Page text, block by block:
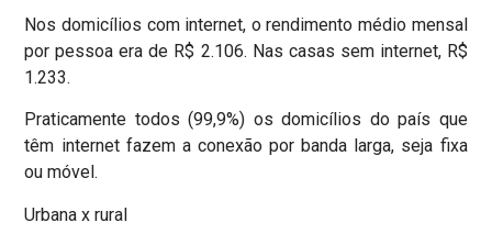
Nos domicílios com internet, o rendimento médio mensal
por pessoa era de R$ 2.106. Nas casas sem internet, R$
1.233.
Praticamente todos (99,9%) os domicílios do país que
têm internet fazem a conexão por banda larga, seja fixa
ou móvel.
Urbana x rural